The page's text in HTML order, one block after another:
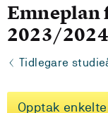
Emneplan
2023/2024
Tidlegare
Opptak